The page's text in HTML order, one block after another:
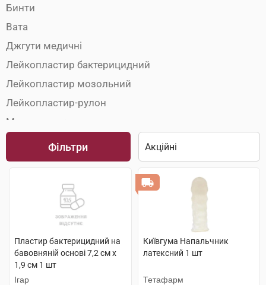
Бинти
Вата
Джгути медичні
Лейкопластир бактерицидний
Лейкопластир мозольний
Лейкопластир-рулон
Марля медична
Медичні пов'язки
Пакети перев'язочні
Фільтри
Пластир бактерицидний на
бавовняній основі 7,2 см х
1,9 см 1 шт
Ігар
Київгума Напальчник
латексний 1 шт
Тетафарм